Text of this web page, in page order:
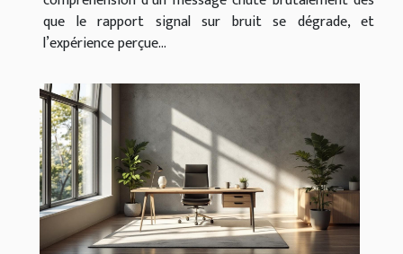
que le rapport signal sur bruit se dégrade, et
l’expérience perçue...